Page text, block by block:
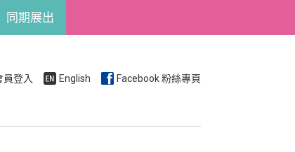
同期展出
員登入 English Facebook 粉絲專頁